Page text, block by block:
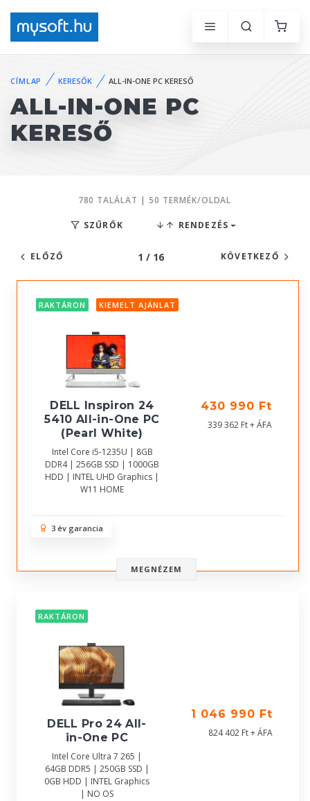
CÍMLAP KERESŐK ALL-IN-ONE PC KERESŐ
ALL-IN-ONE PC
KERESŐ
780 TALÁLAT | 50 TERMÉK/OLDAL
SZŰRŐK RENDEZÉS
ELŐZŐ 1 / 16 KÖVETKEZŐ
RAKTÁRON KIEMELT AJÁNLAT
DELL Inspiron 24
5410 All-in-One PC
(Pearl White)
Intel Core i5-1235U | 8GB
DDR4 | 256GB SSD | 1000GB
HDD | INTEL UHD Graphics |
W11 HOME
430 990 Ft
339 362 Ft + ÁFA
3 év garancia
MEGNÉZEM
RAKTÁRON
DELL Pro 24 All-
in-One PC
Intel Core Ultra 7 265 |
64GB DDR5 | 250GB SSD |
0GB HDD | INTEL Graphics
| NO OS
1 046 990 Ft
824 402 Ft + ÁFA